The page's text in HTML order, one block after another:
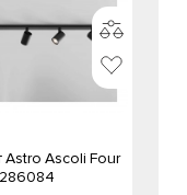
Astro Ascoli Four